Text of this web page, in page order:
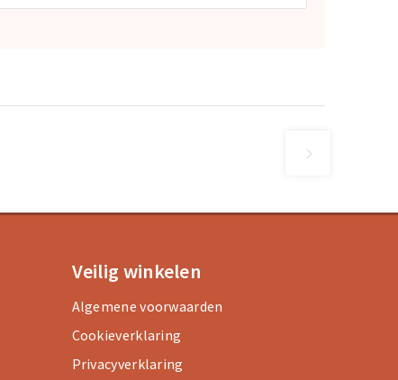
Veilig winkelen
Algemene voorwaarden
Cookieverklaring
Privacyverklaring